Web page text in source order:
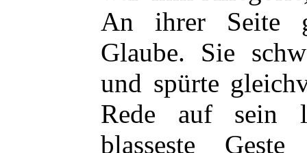
An ihrer Seite
Glaube. Sie
und spürte
Rede auf sein
blasseste